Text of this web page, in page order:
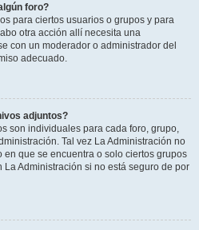
foro?
para ciertos usuarios o grupos y para
otra acción allí necesita una
con un moderador o administrador del
adecuado.
adjuntos?
son individuales para cada foro, grupo,
Tal vez La Administración no
que se encuentra o solo ciertos grupos
Administración si no está seguro de por